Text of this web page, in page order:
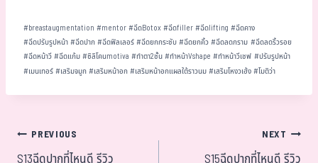
#breastaugmentation #mentor#ฉีดBotox#ฉีดfiller#ฉีดlifting #ฉีดคาง
#ฉีดปรับรูปหน้า#ฉีดปาก#ฉีดฟิลเลอร์#ฉีดยกกระชับ#ฉีดยกคิ้ว #ฉีดลดกราม #ฉีดลดริ้วรอย
#ฉีดหน้าวี#ฉีดแก้ม#ซิลิโคนmotiva #ทำตา2ชั้น#ทำหน้าVshape #ทำหน้าวีเชฟ #ปรับรูปหน้า
#เมนเทอร์#เสริมจมูก#เสริมหน้าอก#เสริมหน้าอกแผลใต้ราวนม#เสริมโหงวเฮ้ง #โมติว่า
PREVIOUS
S13ฉีดปากที่ไหนดี รีวิว
NEXT
S15ฉีดปากที่ไหนดี รีวิว